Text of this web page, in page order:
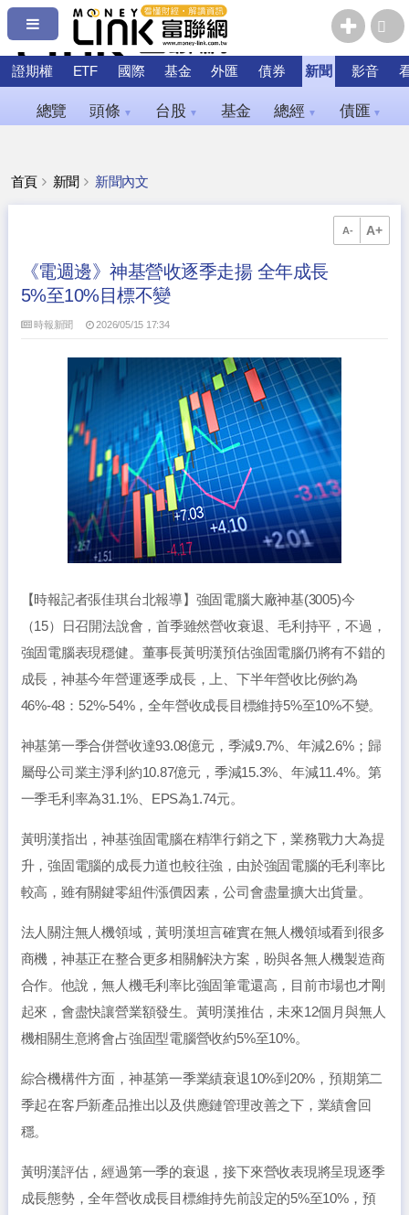
證期權 ETF 國際 基金 外匯 債券 新聞 影音
總覽 頭條 ▼ 台股 ▼ 基金 總經 ▼ 債匯 ▼
首頁 新聞 新聞內文
A- A+
《電週邊》神基營收逐季走揚 全年成長
5%至10%目標不變
時報新聞 2026/05/15 17:34
【時報記者張佳琪台北報導】強固電腦大廠神基(3005)今
（15）日召開法說會，首季雖然營收衰退、毛利持平，不過，
強固電腦表現穩健。董事長黃明漢預估強固電腦仍將有不錯的
成長，神基今年營運逐季成長，上、下半年營收比例約為
46%-48：52%-54%，全年營收成長目標維持5%至10%不變。
神基第一季合併營收達93.08億元，季減9.7%、年減2.6%；歸
屬母公司業主淨利約10.87億元，季減15.3%、年減11.4%。第
一季毛利率為31.1%、EPS為1.74元。
黃明漢指出，神基強固電腦在精準行銷之下，業務戰力大為提
升，強固電腦的成長力道也較往強，由於強固電腦的毛利率比
較高，雖有關鍵零組件漲價因素，公司會盡量擴大出貨量。
法人關注無人機領域，黃明漢坦言確實在無人機領域看到很多
商機，神基正在整合更多相關解決方案，盼與各無人機製造商
合作。他說，無人機毛利率比強固筆電還高，目前市場也才剛
起來，會盡快讓營業額發生。黃明漢推估，未來12個月與無人
機相關生意將會占強固型電腦營收約5%至10%。
綜合機構件方面，神基第一季業績衰退10%到20%，預期第二
季起在客戶新產品推出以及供應鏈管理改善之下，業績會回
穩。
黃明漢評估，經過第一季的衰退，接下來營收表現將呈現逐季
成長態勢，全年營收成長目標維持先前設定的5%至10%，預